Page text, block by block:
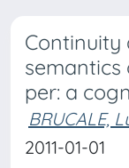
Continuity
semantics
per: a
BRUCALE,
2011-01-01